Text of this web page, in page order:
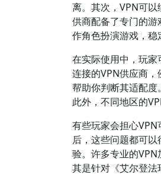
离。其次，VPN可
供商配备了专门的
作角色扮演游戏，稳
在实际使用中，玩
连接的VPN供应商
帮助你判断其适配度
此外，不同地区的
有些玩家会担心
后，这些问题都可
验。许多专业的
其是针对《艾尔登法